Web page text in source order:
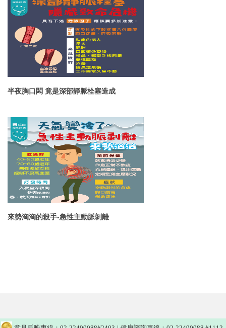
半夜胸口悶 竟是深部靜脈栓塞造成
來勢洶洶的殺手-急性主動脈剝離